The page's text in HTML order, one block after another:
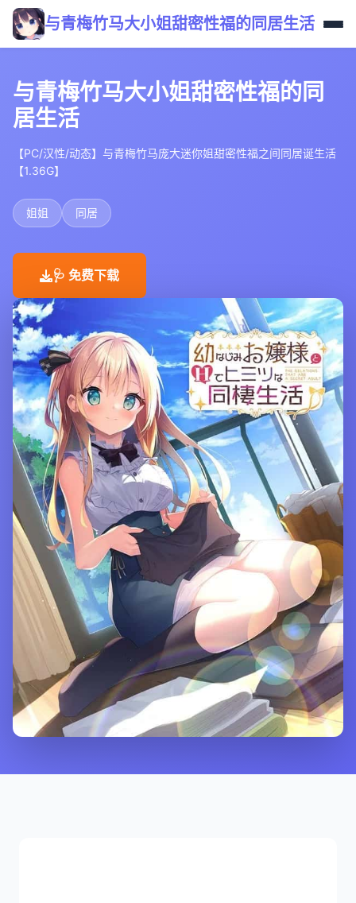
与青梅竹马大小姐甜密性福的同居生活
与青梅竹马大小姐甜密性福的同
居生活
【PC/汉性/动态】与青梅竹马庞大迷你姐甜密性福之间同居诞生活
【1.36G】
姐姐 同居
🩺 免费下载